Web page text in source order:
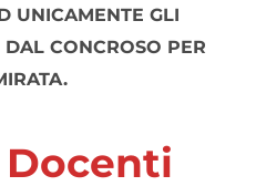
UNICAMENTE GLI
CONCROSO PER